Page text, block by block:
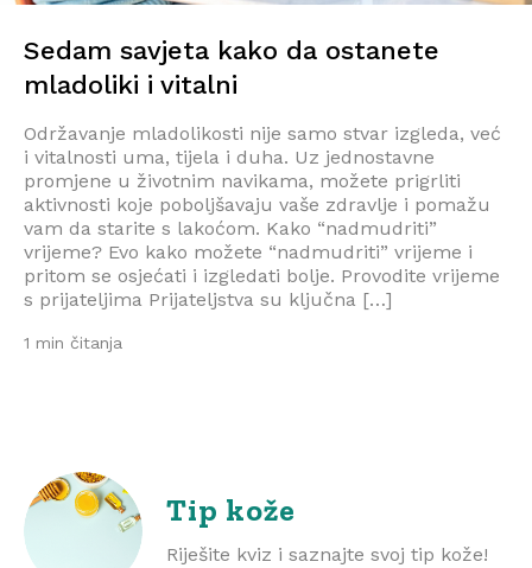
Sedam savjeta kako da ostanete
mladoliki i vitalni
Održavanje mladolikosti nije samo stvar izgleda, već
i vitalnosti uma, tijela i duha. Uz jednostavne
promjene u životnim navikama, možete prigrliti
aktivnosti koje poboljšavaju vaše zdravlje i pomažu
vam da starite s lakoćom. Kako “nadmudriti”
vrijeme? Evo kako možete “nadmudriti” vrijeme i
pritom se osjećati i izgledati bolje. Provodite vrijeme
s prijateljima Prijateljstva su ključna […]
1 min čitanja
Tip kože
Riješite kviz i saznajte svoj tip kože!